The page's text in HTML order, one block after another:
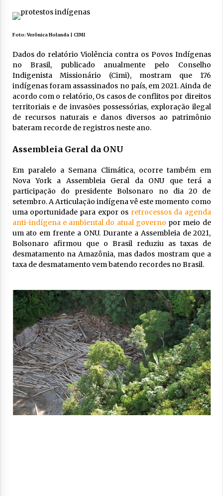
Foto: Verônica Holanda | CIMI
Dados do relatório Violência contra os Povos Indígenas
no Brasil, publicado anualmente pelo Conselho
Indigenista Missionário (Cimi), mostram que 176
indígenas foram assassinados no país, em 2021. Ainda de
acordo com o relatório, Os casos de conflitos por direitos
territoriais e de invasões possessórias, exploração ilegal
de recursos naturais e danos diversos ao patrimônio
bateram recorde de registros neste ano.
Assembleia Geral da ONU
Em paralelo a Semana Climática, ocorre também em
Nova York a Assembleia Geral da ONU que terá a
participação do presidente Bolsonaro no dia 20 de
setembro. A Articulação indígena vê este momento como
uma oportunidade para expor os retrocessos da agenda
anti-indígena e ambiental do atual governo por meio de
um ato em frente a ONU. Durante a Assembleia de 2021,
Bolsonaro afirmou que o Brasil reduziu as taxas de
desmatamento na Amazônia, mas dados mostram que a
taxa de desmatamento vem batendo recordes no Brasil.